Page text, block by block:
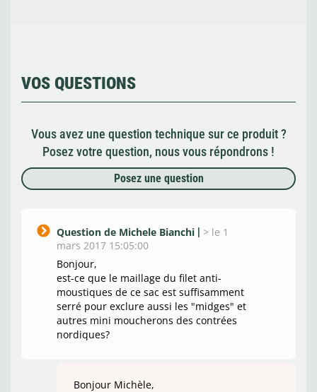
VOS QUESTIONS
Vous avez une question technique sur ce produit ?
Posez votre question, nous vous répondrons !
Posez une question
Question de Michele Bianchi > le 1
mars 2017 15:05:00
Bonjour,
est-ce que le maillage du filet anti-
moustiques de ce sac est suffisamment
serré pour exclure aussi les "midges" et
autres mini moucherons des contrées
nordiques?
Bonjour Michèle,